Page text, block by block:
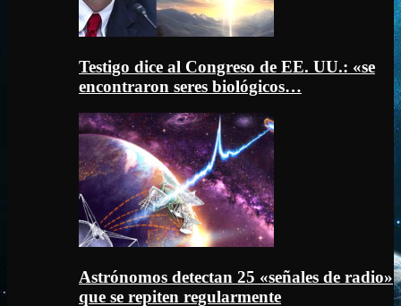
Testigo dice al Congreso de EE. UU.: «se
encontraron seres biológicos…
Astrónomos detectan 25 «señales de radio»
que se repiten regularmente